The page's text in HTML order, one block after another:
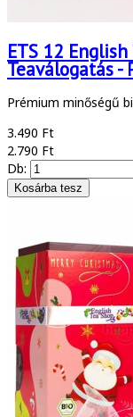
ETS 12
Teaválogatás -
Prémium minőségű
3.490 Ft
2.790 Ft
Db: